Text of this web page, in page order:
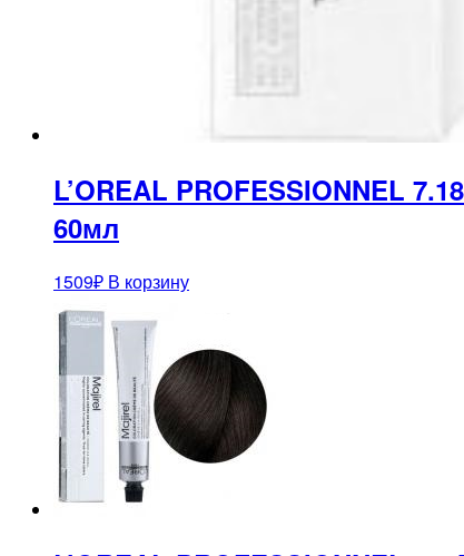
L’OREAL
60мл
1509₽ В корзину